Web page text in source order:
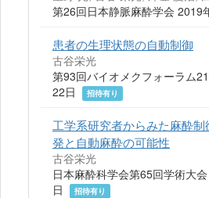
第26回日本静脈麻酔学会 2019
患者の生理状態の自動制御
古谷栄光
第93回バイオメクフォーラム
22日
招待有り
工学系研究者からみた麻酔
発と自動麻酔の可能性
古谷栄光
日本麻酔科学会第65回学術大
日
招待有り